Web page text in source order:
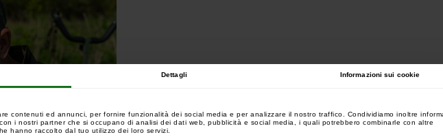
Dettagli Informazioni sui cookie
contenuti ed annunci, per fornire funzionalità dei social media e per analizzare il nostro traffico. Condividiamo inoltre
i nostri partner che si occupano di analisi dei dati web, pubblicità e social media, i quali potrebbero combinarle con altre
hanno raccolto dal tuo utilizzo dei loro servizi.